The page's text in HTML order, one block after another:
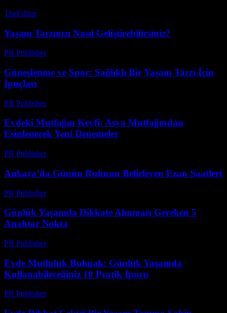
TheEditor-
Yaşam Tarzınızı Nasıl Geliştirebilirsiniz?
PR Publisher-
Güneşlenme ve Spor: Sağlıklı Bir Yaşam Tarzı İçin
İpuçları
PR Publisher-
Evdeki Mutfağın Keyfi: Asya Mutfağından
Esinlenerek Yeni Denemeler
PR Publisher-
Ankara’da Günün Ruhunu Belirleyen Ezan Saatleri
PR Publisher-
Günlük Yaşamda Dikkate Alınması Gereken 5
Anahtar Nokta
PR Publisher-
Evde Mutluluk Bulmak: Günlük Yaşamda
Kullanabileceğiniz 10 Pratik İpucu
PR Publisher-